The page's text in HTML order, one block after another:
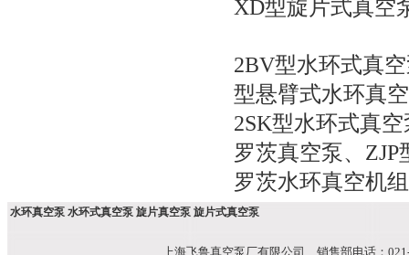
XD型旋片式真空
2BV型水环式真
型悬臂式水环真
2SK型水环式真空
罗茨真空泵、 ZJP
罗茨水环真空机组
水环真空泵 水环式真空泵 旋片真空泵 旋片式真空泵
上海飞鲁真空泵厂有限公司 销售部电话：